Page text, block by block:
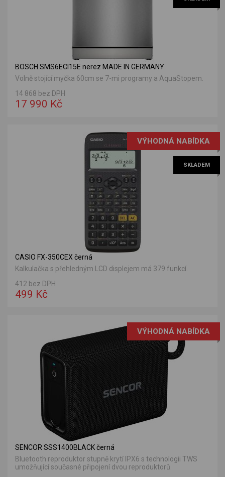
BOSCH SMS6ECI15E nerez MADE IN GERMANY
Volně stojící myčka 60cm se 7-mi programy a AquaStopem.
14 868 bez DPH
17 990 Kč
VÝHODNÁ NABÍDKA
SKLADEM
CASIO FX-350CEX černá
Kalkulačka s přehledným LCD displejem má 379 funkcí.
412 bez DPH
499 Kč
VÝHODNÁ NABÍDKA
SENCOR SSS1400BLACK černá
Bluetooth reproduktor stupně krytí IPX6 s technologii TWS
umožňující současné připojení dvou reproduktorů.